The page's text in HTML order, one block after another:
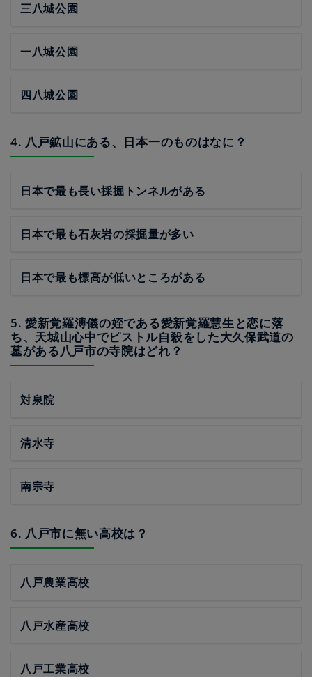
三八城公園
一八城公園
四八城公園
4. 八戸鉱山にある、日本一のものはなに？
日本で最も長い採掘トンネルがある
日本で最も石灰岩の採掘量が多い
日本で最も標高が低いところがある
5. 愛新覚羅溥儀の姪である愛新覚羅慧生と恋に落
ち、天城山心中でピストル自殺をした大久保武道の
墓がある八戸市の寺院はどれ？
対泉院
清水寺
南宗寺
6. 八戸市に無い高校は？
八戸農業高校
八戸水産高校
八戸工業高校